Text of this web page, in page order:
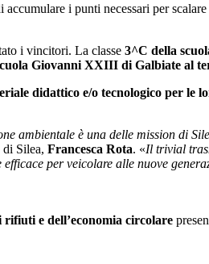
accumulare i punti necessari per
i vincitori. La classe 3^C della
Giovanni XXIII di Galbiate al
didattico e/o tecnologico per le
ambientale è una delle mission di
di Silea, Francesca Rota. «Il trivial
per veicolare alle nuove
rifiuti e dell’economia circolare